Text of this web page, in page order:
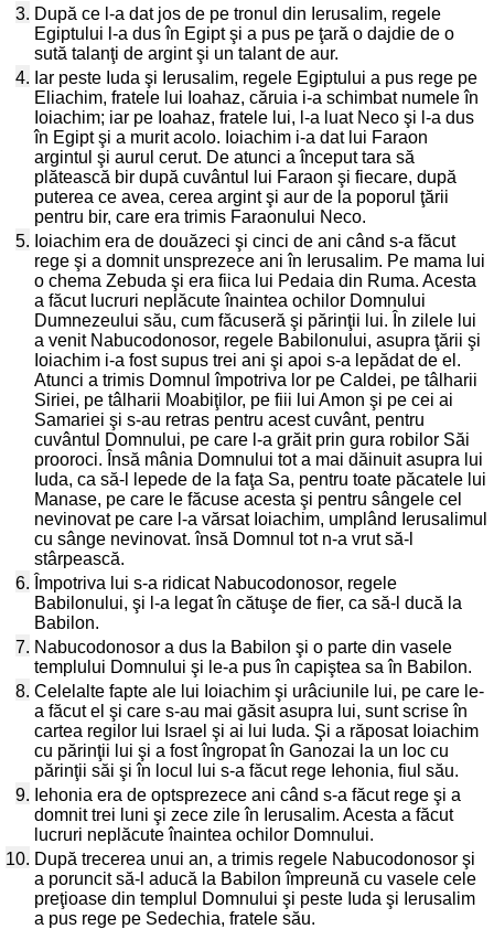
3. După ce l-a dat jos de pe tronul din Ierusalim, regele
Egiptului l-a dus în Egipt şi a pus pe ţară o dajdie de o
sută talanţi de argint şi un talant de aur.
4. Iar peste Iuda şi Ierusalim, regele Egiptului a pus rege pe
Eliachim, fratele lui Ioahaz, căruia i-a schimbat numele în
Ioiachim; iar pe Ioahaz, fratele lui, l-a luat Neco şi l-a dus
în Egipt şi a murit acolo. Ioiachim i-a dat lui Faraon
argintul şi aurul cerut. De atunci a început tara să
plătească bir după cuvântul lui Faraon şi fiecare, după
puterea ce avea, cerea argint şi aur de la poporul ţării
pentru bir, care era trimis Faraonului Neco.
5. Ioiachim era de douăzeci şi cinci de ani când s-a făcut
rege şi a domnit unsprezece ani în Ierusalim. Pe mama lui
o chema Zebuda şi era fiica lui Pedaia din Ruma. Acesta
a făcut lucruri neplăcute înaintea ochilor Domnului
Dumnezeului său, cum făcuseră şi părinţii lui. În zilele lui
a venit Nabucodonosor, regele Babilonului, asupra ţării şi
Ioiachim i-a fost supus trei ani şi apoi s-a lepădat de el.
Atunci a trimis Domnul împotriva lor pe Caldei, pe tâlharii
Siriei, pe tâlharii Moabiţilor, pe fiii lui Amon şi pe cei ai
Samariei şi s-au retras pentru acest cuvânt, pentru
cuvântul Domnului, pe care l-a grăit prin gura robilor Săi
prooroci. Însă mânia Domnului tot a mai dăinuit asupra lui
Iuda, ca să-l lepede de la faţa Sa, pentru toate păcatele lui
Manase, pe care le făcuse acesta şi pentru sângele cel
nevinovat pe care l-a vărsat Ioiachim, umplând Ierusalimul
cu sânge nevinovat. însă Domnul tot n-a vrut să-l
stârpească.
6. Împotriva lui s-a ridicat Nabucodonosor, regele
Babilonului, şi l-a legat în cătuşe de fier, ca să-l ducă la
Babilon.
7. Nabucodonosor a dus la Babilon şi o parte din vasele
templului Domnului şi le-a pus în capiştea sa în Babilon.
8. Celelalte fapte ale lui Ioiachim şi urâciunile lui, pe care le-
a făcut el şi care s-au mai găsit asupra lui, sunt scrise în
cartea regilor lui Israel şi ai lui Iuda. Şi a răposat Ioiachim
cu părinţii lui şi a fost îngropat în Ganozai la un loc cu
părinţii săi şi în locul lui s-a făcut rege Iehonia, fiul său.
9. Iehonia era de optsprezece ani când s-a făcut rege şi a
domnit trei luni şi zece zile în Ierusalim. Acesta a făcut
lucruri neplăcute înaintea ochilor Domnului.
10. După trecerea unui an, a trimis regele Nabucodonosor şi
a poruncit să-l aducă la Babilon împreună cu vasele cele
preţioase din templul Domnului şi peste Iuda şi Ierusalim
a pus rege pe Sedechia, fratele său.